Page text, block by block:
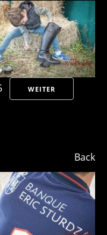
WEITER
Back